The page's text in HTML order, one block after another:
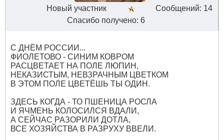
Новый участник
Сообщений: 14
Спасибо получено: 6
С ДНЁМ РОССИИ...
ФИОЛЕТОВО - СИНИМ КОВРОМ
РАСЦВЕТАЕТ НА ПОЛЕ ЛЮПИН,
НЕКАЗИСТЫМ, НЕВЗРАЧНЫМ ЦВЕТКОМ
В ЭТОМ ПОЛЕ ЦВЕТЁШЬ ТЫ ОДИН.
ЗДЕСЬ КОГДА - ТО ПШЕНИЦА РОСЛА
И ЯЧМЕНЬ КОЛОСИЛСЯ ВДАЛИ,
А СЕЙЧАС РАЗОРИЛИ ДОТЛА,
ВСЕ ХОЗЯЙСТВА В РАЗРУХУ ВВЕЛИ.